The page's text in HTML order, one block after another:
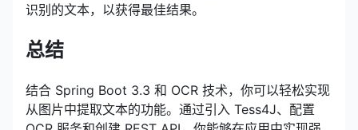
识别的文本，以获得最佳结果。
总结
结合 Spring Boot 3.3 和 OCR 技术，你可以轻松实现
从图片中提取文本的功能。通过引入 Tess4J、配置